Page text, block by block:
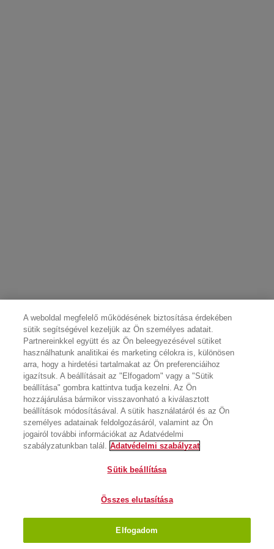
A weboldal megfelelő működésének biztosítása érdekében
sütik segítségével kezeljük az Ön személyes adatait.
Partnereinkkel együtt és az Ön beleegyezésével sütiket
használhatunk analitikai és marketing célokra is, különösen
arra, hogy a hirdetési tartalmakat az Ön preferenciáihoz
igazítsuk. A beállításait az "Elfogadom" vagy a "Sütik
beállítása" gombra kattintva tudja kezelni. Az Ön
hozzájárulása bármikor visszavonható a kiválasztott
beállítások módosításával. A sütik használatáról és az Ön
személyes adatainak feldolgozásáról, valamint az Ön
jogairól további információkat az Adatvédelmi
szabályzatunkban talál. Adatvédelmi szabályzat
Sütik beállítása
Összes elutasítása
Elfogadom